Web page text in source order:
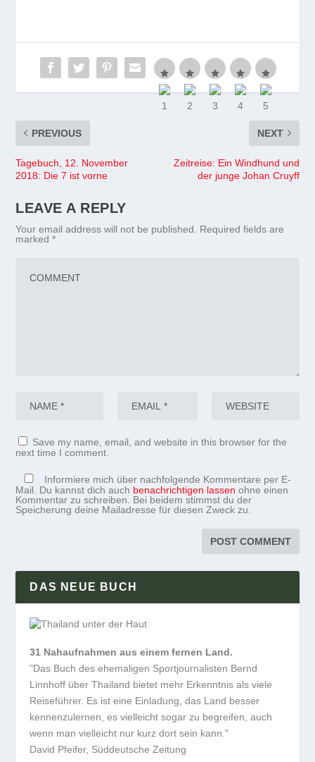
PREVIOUS
Tagebuch, 12. November
2018: Die 7 ist vorne
NEXT
Zeitreise: Ein Windhund und
der junge Johan Cruyff
LEAVE A REPLY
Your email address will not be published.
Required fields are
marked*
Save my name, email, and website in this browser for the
next time I comment.
Informiere mich über nachfolgende Kommentare per E-
Mail. Du kannst dich auch benachrichtigen lassen ohne einen
Kommentar zu schreiben. Bei beidem stimmst du der
Speicherung deine Mailadresse für diesen Zweck zu.
DAS NEUE BUCH
31 Nahaufnahmen aus einem fernen Land.
"Das Buch des ehemaligen Sportjournalisten Bernd
Linnhoff über Thailand bietet mehr Erkenntnis als viele
Reiseführer. Es ist eine Einladung, das Land besser
kennenzulernen, es vielleicht sogar zu begreifen, auch
wenn man vielleicht nur kurz dort sein kann."
David Pfeifer, Süddeutsche Zeitung